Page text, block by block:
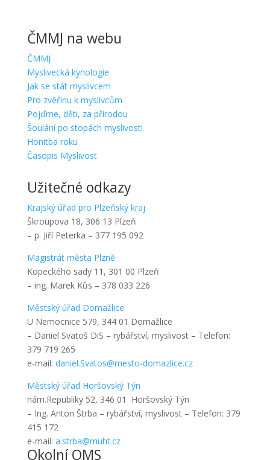
ČMMJ na webu
ČMMJ
Myslivecká kynologie
Jak se stát myslivcem
Pro zvěřinu k myslivcům
Pojďme, děti, za přírodou
Šoulání po stopách myslivosti
Honitba roku
Časopis Myslivost
Užitečné odkazy
Krajský úřad pro Plzeňský kraj
Škroupova 18, 306 13 Plzeň
– p. Jiří Peterka – 377 195 092
Magistrát města Plzně
Kopeckého sady 11, 301 00 Plzeň
– ing. Marek Kůs – 378 033 226
Městský úřad Domažlice
U Nemocnice 579, 344 01 Domažlice
– Daniel Svatoš DiS – rybářství, myslivost – Telefon:
379 719 265
e-mail: daniel.Svatos@mesto-domazlice.cz
Městský úřad Horšovský Týn
nám.Republiky 52, 346 01 Horšovský Týn
– Ing. Anton Štrba – rybářství, myslivost – Telefon: 379
415 172
e-mail: a.strba@muht.cz
Okolní OMS